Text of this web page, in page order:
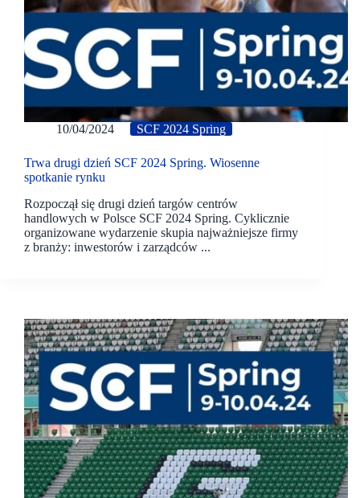
10/04/2024 SCF 2024 Spring
Trwa drugi dzień SCF 2024 Spring. Wiosenne
spotkanie rynku
Rozpoczął się drugi dzień targów centrów
handlowych w Polsce SCF 2024 Spring. Cyklicznie
organizowane wydarzenie skupia najważniejsze firmy
z branży: inwestorów i zarządców ...